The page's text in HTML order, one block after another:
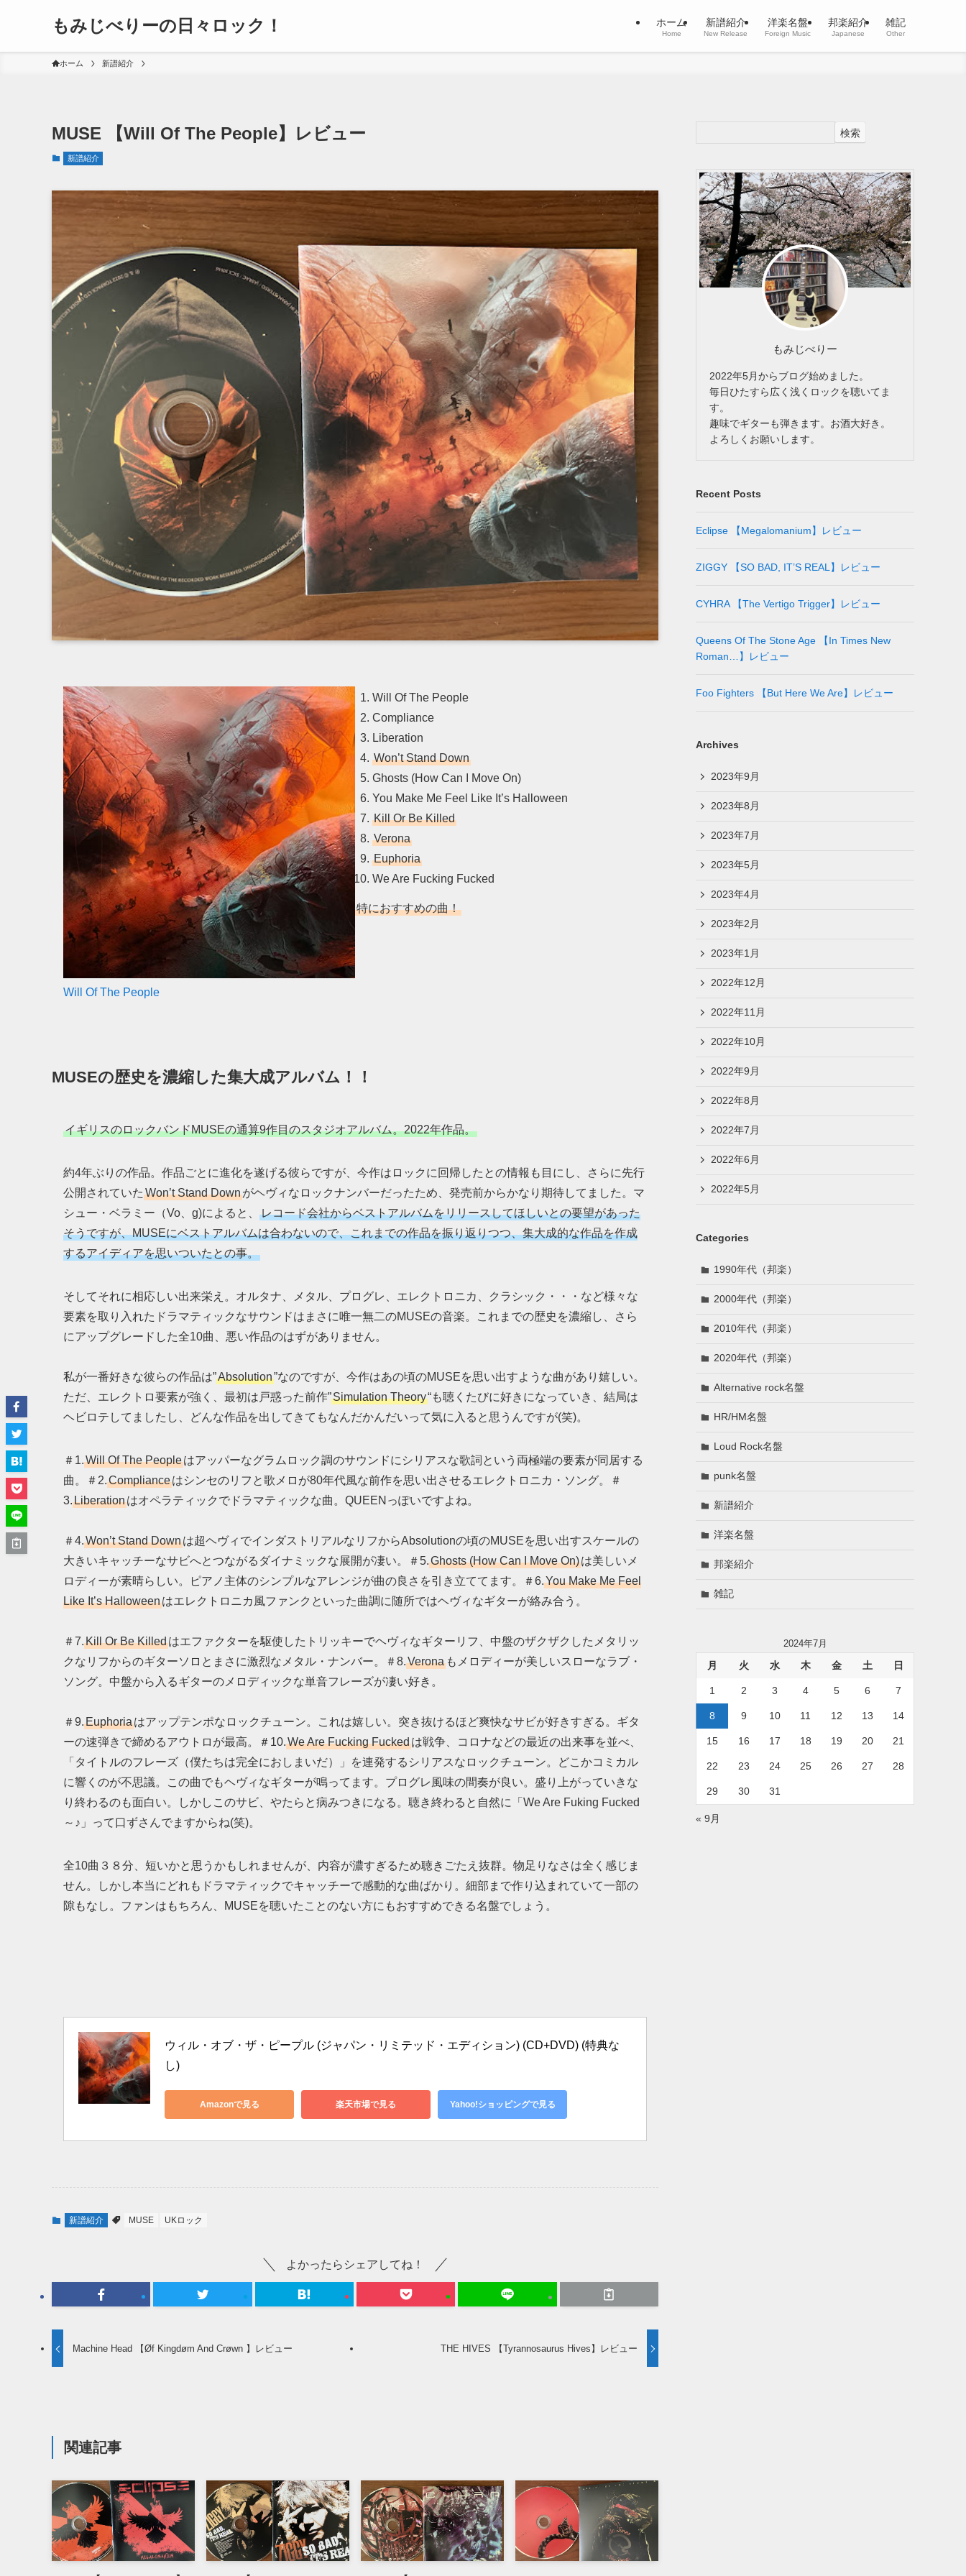
もみじべりーの日々ロック！ ホーム
Home
新譜紹介
New Release
洋楽名盤
Foreign Music
邦楽紹介
Japanese
雑記
Other
ホーム 新譜紹介
MUSE 【Will Of The People】レビュー
新譜紹介
Will Of The People
Will Of The People
Compliance
Liberation
Won’t Stand Down
Ghosts (How Can I Move On)
You Make Me Feel Like It’s Halloween
Kill Or Be Killed
Verona
Euphoria
We Are Fucking Fucked
特におすすめの曲！
MUSEの歴史を濃縮した集大成アルバム！！
イギリスのロックバンドMUSEの通算9作目のスタジオアルバム。2022年作品。
約4年ぶりの作品。作品ごとに進化を遂げる彼らですが、今作はロックに回帰したとの情報も目にし、さらに先行
公開されていた Won’t Stand Downがヘヴィなロックナンバーだったため、発売前からかなり期待してました。マ
シュー・ベラミー（Vo、g)によると、
レコード会社からベストアルバムをリリースしてほしいとの要望があった
そうですが、MUSEにベストアルバムは合わないので、これまでの作品を振り返りつつ、集大成的な作品を作成
するアイディアを思いついたとの事。
そしてそれに相応しい出来栄え。オルタナ、メタル、プログレ、エレクトロニカ、クラシック・・・など様々な
要素を取り入れたドラマティックなサウンドはまさに唯一無二のMUSEの音楽。これまでの歴史を濃縮し、さら
にアップグレードした全10曲、悪い作品のはずがありません。
私が一番好きな彼らの作品は”Absolution”なのですが、今作はあの頃のMUSEを思い出すような曲があり嬉しい。
ただ、エレクトロ要素が強く、最初は戸惑った前作”Simulation Theory“も聴くたびに好きになっていき、結局は
ヘビロテしてましたし、どんな作品を出してきてもなんだかんだいって気に入ると思うんですが(笑)。
＃1.Will Of The Peopleはアッパーなグラムロック調のサウンドにシリアスな歌詞という両極端の要素が同居する
曲。＃2.Complianceはシンセのリフと歌メロが80年代風な前作を思い出させるエレクトロニカ・ソング。＃
3.Liberationはオペラティックでドラマティックな曲。QUEENっぽいですよね。
＃4.Won’t Stand Downは超ヘヴィでインダストリアルなリフからAbsolutionの頃のMUSEを思い出すスケールの
大きいキャッチーなサビへとつながるダイナミックな展開が凄い。＃5.Ghosts (How Can I Move On)は美しいメ
ロディーが素晴らしい。ピアノ主体のシンプルなアレンジが曲の良さを引き立ててます。＃6.You Make Me Feel
Like It’s Halloweenはエレクトロニカ風ファンクといった曲調に随所ではヘヴィなギターが絡み合う。
＃7.Kill Or Be Killedはエファクターを駆使したトリッキーでヘヴィなギターリフ、中盤のザクザクしたメタリッ
クなリフからのギターソロとまさに激烈なメタル・ナンバー。＃8.Verona もメロディーが美しいスローなラブ・
ソング。中盤から入るギターのメロディックな単音フレーズが凄い好き。
＃9.Euphoriaはアップテンポなロックチューン。これは嬉しい。突き抜けるほど爽快なサビが好きすぎる。ギタ
ーの速弾きで締めるアウトロが最高。＃10.We Are Fucking Fuckedは戦争、コロナなどの最近の出来事を並べ、
「タイトルのフレーズ（僕たちは完全におしまいだ）」を連発するシリアスなロックチューン。どこかコミカル
に響くのが不思議。この曲でもヘヴィなギターが鳴ってます。プログレ風味の間奏が良い。盛り上がっていきな
り終わるのも面白い。しかしこのサビ、やたらと病みつきになる。聴き終わると自然に「We Are Fuking Fucked
～♪」って口ずさんでますからね(笑)。
全10曲３８分、短いかと思うかもしれませんが、内容が濃すぎるため聴きごたえ抜群。物足りなさは全く感じま
せん。しかし本当にどれもドラマティックでキャッチーで感動的な曲ばかり。細部まで作り込まれていて一部の
隙もなし。ファンはもちろん、MUSEを聴いたことのない方にもおすすめできる名盤でしょう。
ウィル・オブ・ザ・ピープル (ジャパン・リミテッド・エディション) (CD+DVD) (特典な
し)
Amazonで見る 楽天市場で見る Yahoo!ショッピングで見る
新譜紹介 MUSE UKロック
よかったらシェアしてね！
Machine Head 【Øf Kingdøm And Crøwn 】レビュー THE HIVES 【Tyrannosaurus Hives】レビュー
関連記事
検索
もみじべりー
2022年5月からブログ始めました。
毎日ひたすら広く浅くロックを聴いてま
す。
趣味でギターも弾きます。お酒大好き。
よろしくお願いします。
Recent Posts
Eclipse 【Megalomanium】レビュー
ZIGGY 【SO BAD, IT’S REAL】レビュー
CYHRA 【The Vertigo Trigger】レビュー
Queens Of The Stone Age 【In Times New
Roman…】レビュー
Foo Fighters 【But Here We Are】レビュー
Archives
2023年9月
2023年8月
2023年7月
2023年5月
2023年4月
2023年2月
2023年1月
2022年12月
2022年11月
2022年10月
2022年9月
2022年8月
2022年7月
2022年6月
2022年5月
Categories
1990年代（邦楽）
2000年代（邦楽）
2010年代（邦楽）
2020年代（邦楽）
Alternative rock名盤
HR/HM名盤
Loud Rock名盤
punk名盤
新譜紹介
洋楽名盤
邦楽紹介
雑記
2024年7月
月 火 水 木 金 土 日
1 2 3 4 5 6 7
8 9 10 11 12 13 14
15 16 17 18 19 20 21
22 23 24 25 26 27 28
29 30 31
« 9月